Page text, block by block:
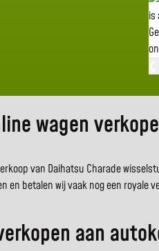
is
wagen
van Daihatsu Charade
betalen wij vaak nog een royale
aan